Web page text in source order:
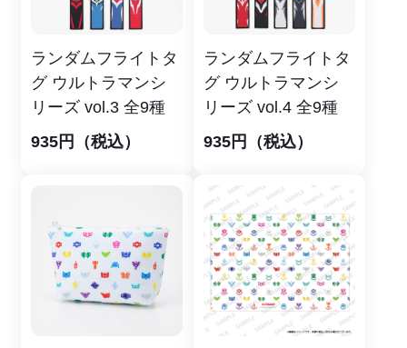
ランダムフライトタ
グ ウルトラマンシ
リーズ vol.3 全9種
935円（税込）
ランダムフライトタ
グ ウルトラマンシ
リーズ vol.4 全9種
935円（税込）